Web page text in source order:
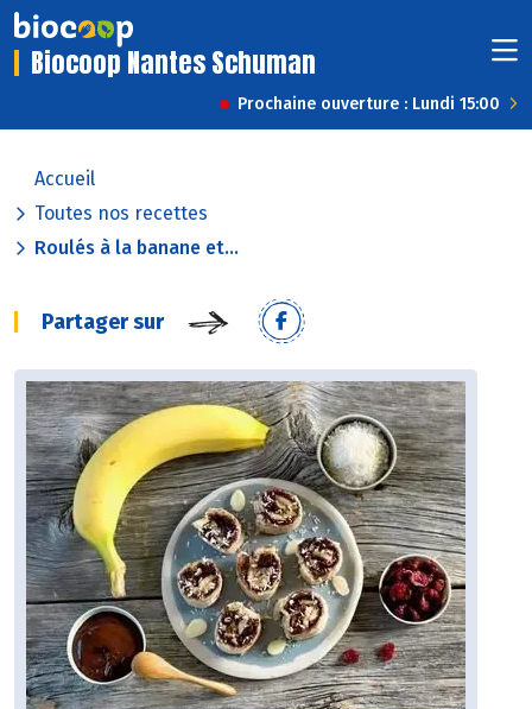
Biocoop Nantes Schuman
Prochaine ouverture : Lundi 15:00
Accueil
Toutes nos recettes
Roulés à la banane et...
Partager sur